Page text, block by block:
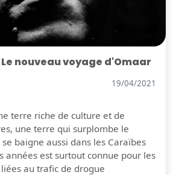
nouveau voyage d'Omaar
19/04/2021
terre riche de culture et de
une terre qui surplombe le
baigne aussi dans les Caraïbes
années est surtout connue pour les
au trafic de drogue